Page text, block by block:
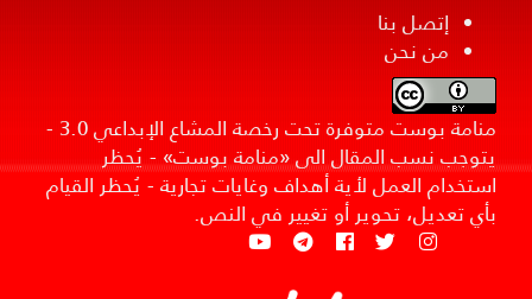
إتصل بنا
من نحن
منامة بوست متوفرة تحت رخصة المشاع الإبداعي 3.0 -
يتوجب نسب المقال الى «منامة بوست» - يُحظر
استخدام العمل لأية أهداف وغايات تجارية - يُحظر القيام
بأي تعديل، تحوير أو تغيير في النص.